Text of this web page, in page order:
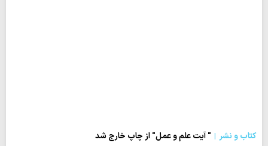
کتاب و نشر
" آیت علم و عمل" از چاپ خارج شد